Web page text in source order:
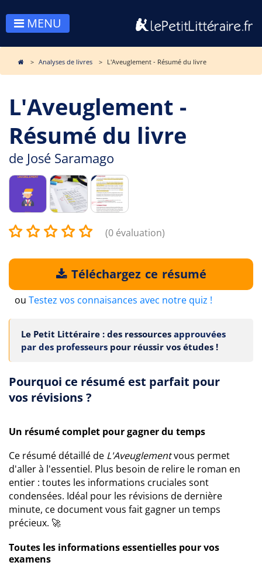
MENU
Analyses de livres L'Aveuglement - Résumé du livre
L'Aveuglement -
Résumé du livre
de José Saramago
(0 évaluation)
Téléchargez ce résumé
ou Testez vos connaisances avec notre quiz !
Le Petit Littéraire : des ressources approuvées
par des professeurs pour réussir vos études !
Pourquoi ce résumé est parfait pour
vos révisions ?
Un résumé complet pour gagner du temps
Ce résumé détaillé de L'Aveuglementvous permet
d'aller à l'essentiel. Plus besoin de relire le roman en
entier : toutes les informations cruciales sont
condensées. Idéal pour les révisions de dernière
minute, ce document vous fait gagner un temps
précieux. 🚀
Toutes les informations essentielles pour vos
examens